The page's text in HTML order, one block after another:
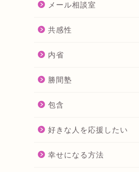
メール相談室
共感性
内省
勝間塾
包含
好きな人を応援したい
幸せになる方法